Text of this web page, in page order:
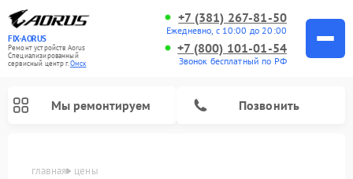
FIX-AORUS
Ремонт устройств Aorus
Специализированный
cервисный центр г.Омск
+7 (381) 267-81-50
Ежедневно, с 10:00 до 20:00
+7 (800) 101-01-54
Звонок бесплатный по РФ
Мы ремонтируем Позвонить
главная цены